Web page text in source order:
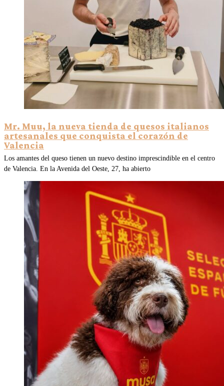
Mr. Muu, la nueva tienda de quesos italianos
artesanales que conquista el corazón de
Valencia
Los amantes del queso tienen un nuevo destino imprescindible en el centro
de Valencia. En la Avenida del Oeste, 27, ha abierto